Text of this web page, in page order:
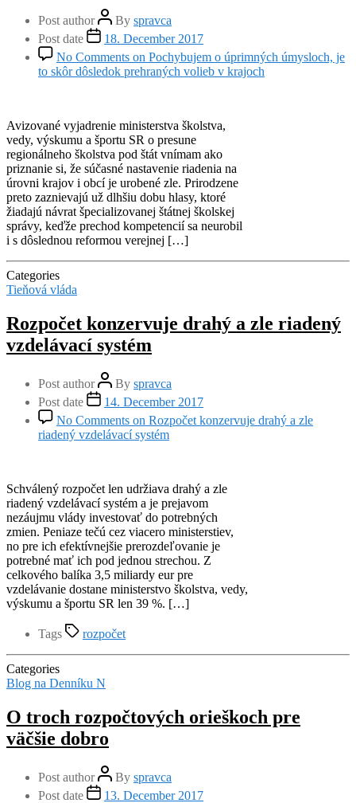
Post author By spravca
Post date
18. December 2017
No Comments on Pochybujem o úprimných úmysloch, je
to skôr dôsledok prehraných volieb v krajoch
Avizované vyjadrenie ministerstva školstva,
vedy, výskumu a športu SR o presune
regionálneho školstva pod štát vnímam ako
priznanie si, že súčasné nastavenie riadenia na
úrovni krajov i obcí je urobené zle. Prirodzene
preto zaznievajú už dlhšiu dobu hlasy, ktoré
žiadajú návrat špecializovanej štátnej školskej
správy, keďže prechod kompetencií sa neurobil
i s dôslednou reformou verejnej […]
Categories
Tieňová vláda
Rozpočet konzervuje drahý a zle riadený
vzdelávací systém
Post author By spravca
Post date
14. December 2017
No Comments on Rozpočet konzervuje drahý a zle
riadený vzdelávací systém
Schválený rozpočet len udržiava drahý a zle
riadený vzdelávací systém a je prejavom
nezáujmu vlády investovať do potrebných
zmien. Peniaze tečú cez viacero ministerstiev,
no pre ich efektívnejšie prerozdeľovanie je
potrebné mať ich pod jednou strechou. Z
celkového balíka 3,5 miliardy eur pre
vzdelávanie dostane ministerstvo školstva, vedy,
výskumu a športu SR len 39 %. […]
Tags rozpočet
Categories
Blog na Denníku N
O troch rozpočtových orieškoch pre
väčšie dobro
Post author By spravca
Post date
13. December 2017